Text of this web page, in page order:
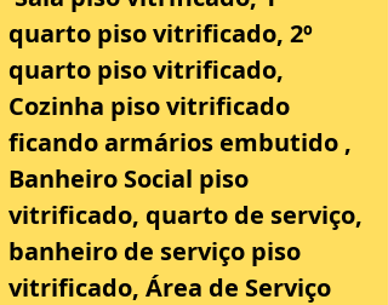
quarto piso vitrificado, 2º
quarto piso vitrificado,
Cozinha piso vitrificado
ficando armários embutido ,
Banheiro Social piso
vitrificado, quarto de serviço,
banheiro de serviço piso
vitrificado, Área de Serviço